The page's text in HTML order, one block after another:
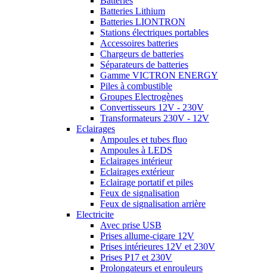
Batteries Lithium
Batteries LIONTRON
Stations électriques portables
Accessoires batteries
Chargeurs de batteries
Séparateurs de batteries
Gamme VICTRON ENERGY
Piles à combustible
Groupes Electrogènes
Convertisseurs 12V - 230V
Transformateurs 230V - 12V
Eclairages
Ampoules et tubes fluo
Ampoules à LEDS
Eclairages intérieur
Eclairages extérieur
Eclairage portatif et piles
Feux de signalisation
Feux de signalisation arrière
Electricite
Avec prise USB
Prises allume-cigare 12V
Prises intérieures 12V et 230V
Prises P17 et 230V
Prolongateurs et enrouleurs